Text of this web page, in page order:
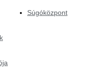
Súgóközpont